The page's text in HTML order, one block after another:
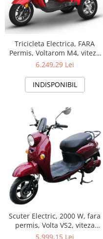
Tricicleta Electrica, FARA
Permis, Voltarom M4, viteza
maxima 25 km pe ora, Motor
50km
6.249,29 Lei
INDISPONIBIL
Scuter Electric, 2000 W, fara
permis, Volta VS2, viteza
maxima 25 km pe ora, baterie
5.999,15 Lei